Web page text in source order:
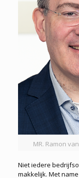
MR. Ramon
Niet iedere
makkelijk. Met